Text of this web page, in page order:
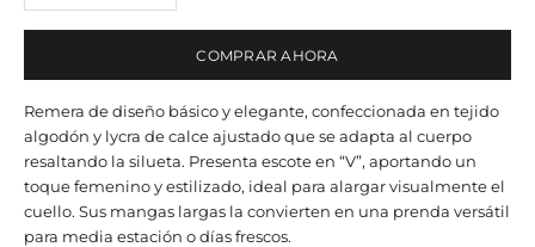
COMPRAR AHORA
Remera de diseño básico y elegante, confeccionada en tejido
algodón y lycra de calce ajustado que se adapta al cuerpo
resaltando la silueta. Presenta escote en “V”, aportando un
toque femenino y estilizado, ideal para alargar visualmente el
cuello. Sus mangas largas la convierten en una prenda versátil
para media estación o días frescos.